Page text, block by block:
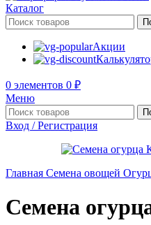
Каталог
Акции
0 элементов 0 ₽
Меню
Вход / Регистрация
Главная Семена овощей
Семена